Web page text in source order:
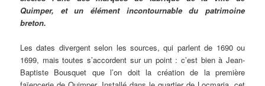
Quimper, et un élément incontournable du patrimoine
breton.
Les dates divergent selon les sources, qui parlent de 1690 ou
1699, mais toutes s’accordent sur un point : c’est bien à Jean-
Baptiste Bousquet que l’on doit la création de la première